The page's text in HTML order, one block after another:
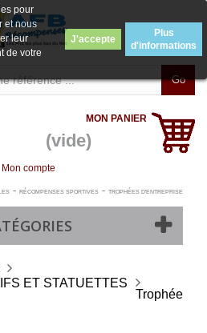
Go
MON PANIER
(vide)
Mon compte
- RÉCOMPENSES SPORTIVES- TROPHÉES D'ENTREPRISE
pour
et nous
leur
de votre
J'accepte
Plus
d'informations
ET STATUETTES
Trophée